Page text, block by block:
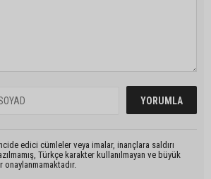
edici cümleler veya imalar, inançlara saldırı
Türkçe karakter kullanılmayan ve büyük
onaylanmamaktadır.